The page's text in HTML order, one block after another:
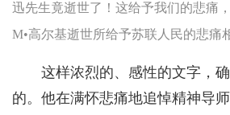
迅先生竟逝世了！这给予我们的悲痛
M•高尔基逝世所给予苏联人民的悲痛
这样浓烈的、感性的文字，
的。他在满怀悲痛地追悼精神导